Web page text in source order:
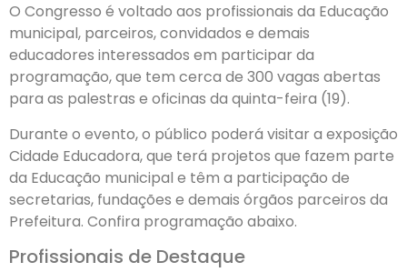
O Congresso é voltado aos profissionais da Educação
municipal, parceiros, convidados e demais
educadores interessados em participar da
programação, que tem cerca de 300 vagas abertas
para as palestras e oficinas da quinta-feira (19).
Durante o evento, o público poderá visitar a exposição
Cidade Educadora, que terá projetos que fazem parte
da Educação municipal e têm a participação de
secretarias, fundações e demais órgãos parceiros da
Prefeitura. Confira programação abaixo.
Profissionais de Destaque